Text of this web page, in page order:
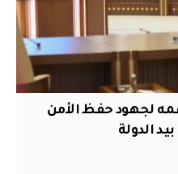
لجهود حفظ الأمن
الدولة